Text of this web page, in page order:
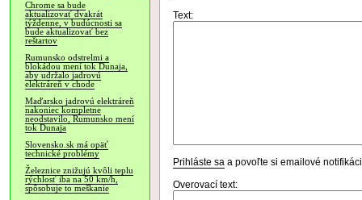
Chrome sa bude
aktualizovať dvakrát
týždenne, v budúcnosti sa
bude aktualizovať bez
reštartov
Rumunsko odstrelmi a
blokádou mení tok Dunaja,
aby udržalo jadrovú
elektráreň v chode
Maďarsko jadrovú elektráreň
nakoniec kompletne
neodstavilo, Rumunsko mení
tok Dunaja
Slovensko.sk má opäť
technické problémy
Železnice znižujú kvôli teplu
rýchlosť iba na 50 km/h,
spôsobuje to meškanie
Text:
Prihláste sa a povoľte si emailové
Overovací text: